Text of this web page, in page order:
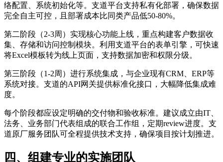
络配置、系统初始化等。支道平台支持私有化部署，确保数据
完全自主可控，且部署成本比同类产品低50-80%。
第二阶段（2-3周）实现核心功能上线，重点构建客户数据收
集、存储和访问控制模块。利用支道平台的表单引擎，可快速
将Excel模板转为线上页面，支持数据加密和权限分级。
第三阶段（1-2周）进行系统集成，与企业现有CRM、ERP等
系统对接。支道的API网关提供标准化接口，大幅降低集成难
度。
每个阶段都应设定明确的交付物和验收标准。建议成立由IT、
法务、业务部门代表组成的联合工作组，定期review进度。支
道原厂服务团队可全程提供技术支持，确保项目按计划推进。
四、组建专业的实施团队